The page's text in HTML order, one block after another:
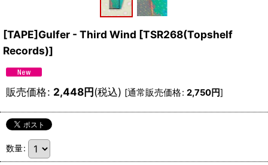
[TAPE]Gulfer - Third Wind [TSR268(Topshelf
Records)]
販売価格: 2,448円(税込) [通常販売価格: 2,750円]
数量: